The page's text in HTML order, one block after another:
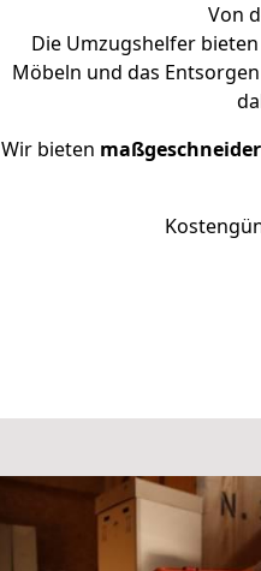
Von
Die Umzugshelfer
Möbeln und das
Wir bieten